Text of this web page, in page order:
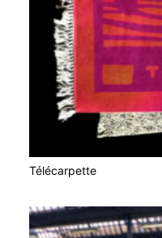
Télécarpette